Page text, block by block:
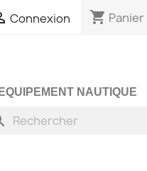
Connexion shopping_cart Panier
EQUIPEMENT NAUTIQUE